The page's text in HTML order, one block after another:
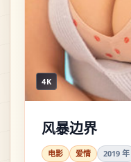
4K
风暴边界
电影 爱情 2019 年